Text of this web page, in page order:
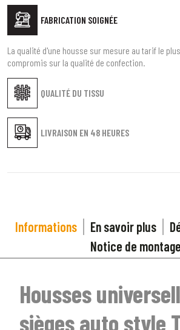
FABRICATION SOIGNÉE
QUALITÉ DU TISSU
LIVRAISON EN 48 HEURES
La qualité d'une housse sur mesure au tarif le
compromis sur la qualité de confection.
Informations En savoir plus
Notice de montage
Housses
sièges auto style